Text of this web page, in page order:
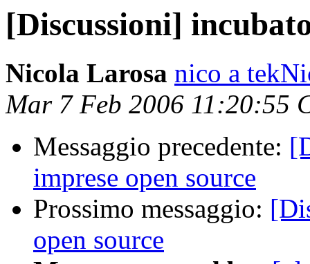
[Discussioni]
Nicola Larosa nico a
Mar 7 Feb 2006 11:20:55
Messaggio precedente:
imprese open source
Prossimo messaggio:
open source